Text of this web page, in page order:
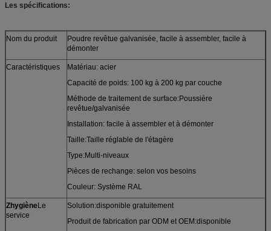
Les spécifications:
Nom du produit
Poudre revêtue galvanisée, facile à assembler, facile à
démonter
Caractéristiques
Matériau: acier
Capacité de poids: 100 kg à 200 kg par couche
Méthode de traitement de surface:Poussière
revêtue/galvanisée
Installation: facile à assembler et à démonter
Taille:Taille réglable de l'étagère
Type:Multi-niveaux
Pièces de rechange: selon vos besoins
Couleur: Système RAL
ZhygièneLe
service
Solution:disponible gratuitement
Produit de fabrication par ODM et OEM:disponible